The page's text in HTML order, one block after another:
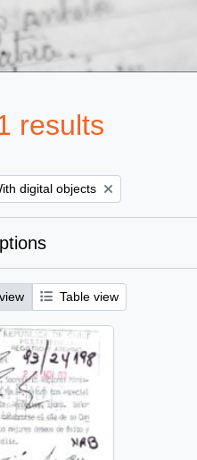
results
filter:
digital objects
Table view